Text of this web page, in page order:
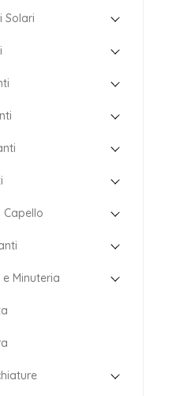
Solari
Minuteria